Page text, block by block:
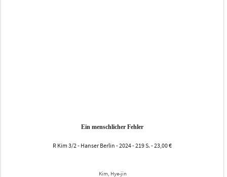
Ein menschlicher Fehler
R Kim 3/2 - Hanser Berlin - 2024 - 219 S. - 23,00 €
Kim, Hye-jin